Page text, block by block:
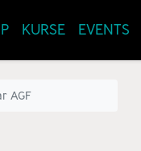
KURSE EVENTS
AGF